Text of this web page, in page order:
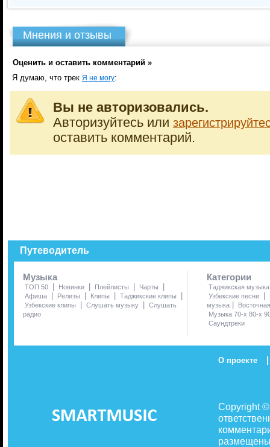
Мнения и отзывы
Оценить и оставить комментарий »
Я думаю, что трек Я не могу:
Вы не авторизовались.
Авторизуйтесь или
оставить комментарий.
Путеводитель
Музыка
ТОП 50 | Новинки | Плейлисты | Чарты |
Афиша | Релизы | Клипы | Таджикские клипы |
Узбекские клипы | Слушать музыку | Слушать
радио
Категории
Таджикская музыка
Узбекские песни
|
музыка |
Музыка 70-х 80-х
Саундтреки
О проекте |
Copyright
размещены